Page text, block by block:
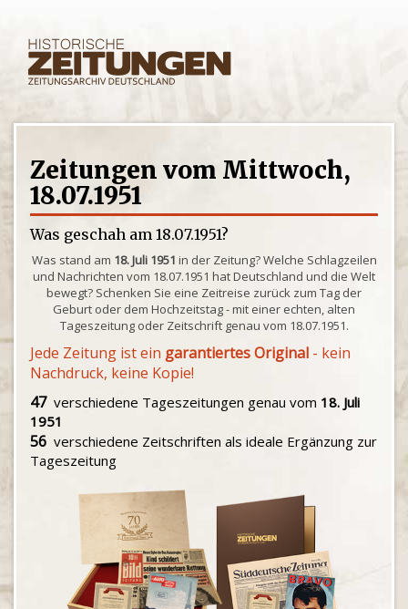
Zeitungen vom Mittwoch,
18.07.1951
Was geschah am 18.07.1951?
Was stand am 18. Juli 1951 in der Zeitung? Welche Schlagzeilen
und Nachrichten vom 18.07.1951 hat Deutschland und die Welt
bewegt? Schenken Sie eine Zeitreise zurück zum Tag der
Geburt oder dem Hochzeitstag - mit einer echten, alten
Tageszeitung oder Zeitschrift genau vom 18.07.1951.
Jede Zeitung ist ein garantiertes Original - kein
Nachdruck, keine Kopie!
47verschiedene Tageszeitungen genau vom 18. Juli
1951
56 verschiedene Zeitschriften als ideale Ergänzung zur
Tageszeitung